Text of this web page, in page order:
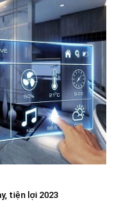
tiện lợi 2023